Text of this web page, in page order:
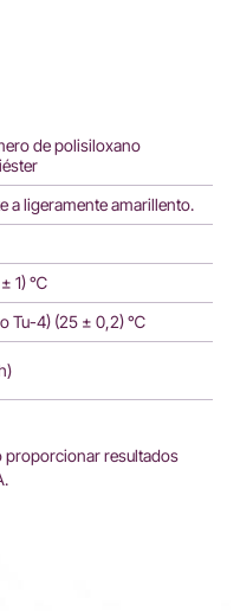
de polisiloxano
a ligeramente amarillento.
± 1) ℃
Tu-4) (25 ± 0,2) ℃
proporcionar resultados